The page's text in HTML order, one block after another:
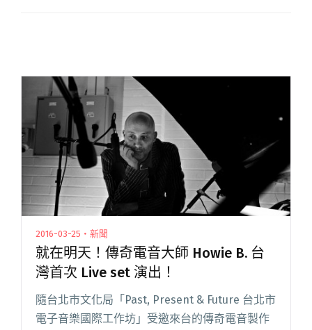
2016-03-25・新聞
就在明天！傳奇電音大師 Howie B. 台
灣首次 Live set 演出！
隨台北市文化局「Past, Present & Future 台北市
電子音樂國際工作坊」受邀來台的傳奇電音製作